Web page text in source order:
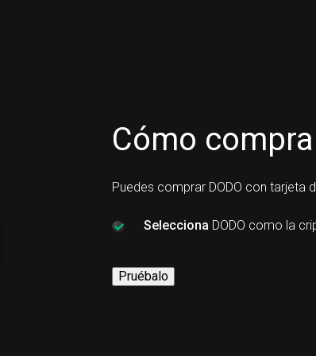
Cómo
Puedes comprar DODO con tarjeta
Selecciona DODO como la
Pruébalo